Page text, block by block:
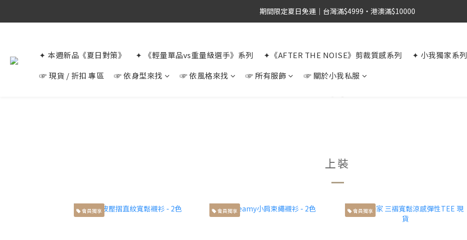
期間限定夏日免運｜台灣滿$4999・港澳滿$10000
✦ 本週新品《夏日對策》 ✦ 《輕量單品vs重量級選手》系列 ✦《AFTER THE NOISE》剪裁質感系列
✦ 小我獨家系列
☞ 現貨 / 折扣 專區
☞ 依身型來找 ☞ 依風格來找 ☞ 所有服飾 ☞ 關於小我私服
上裝
會員獨享 會員獨享 會員獨享